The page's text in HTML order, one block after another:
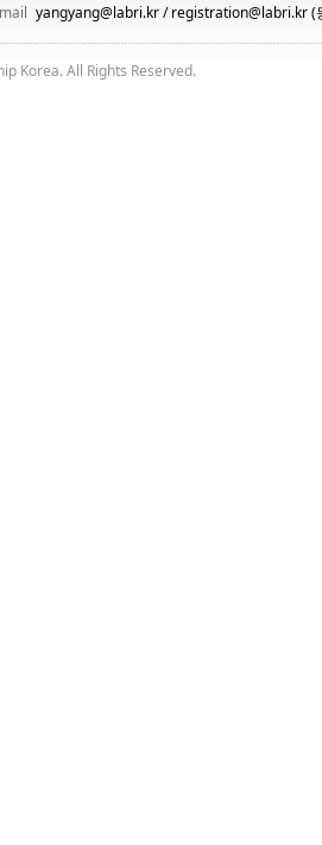
yangyang@labri.kr/registration@labri.kr(
Korea. All Rights Reserved.